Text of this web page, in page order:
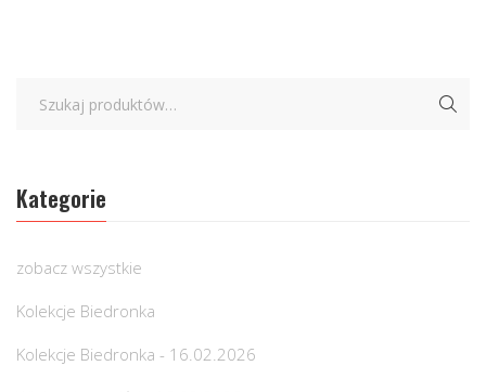
Kategorie
zobacz wszystkie
Kolekcje Biedronka
Kolekcje Biedronka - 16.02.2026